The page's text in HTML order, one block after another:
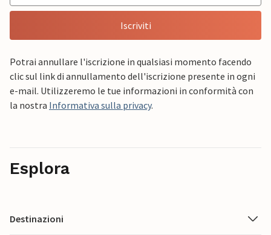
Iscriviti
Potrai annullare l'iscrizione in qualsiasi momento facendo
clic sul link di annullamento dell'iscrizione presente in ogni
e-mail. Utilizzeremo le tue informazioni in conformità con
la nostra Informativa sulla privacy.
Esplora
Destinazioni